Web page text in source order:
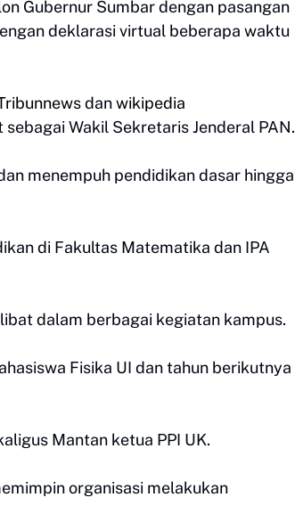
Gubernur Sumbar dengan pasangan
deklarasi virtual beberapa waktu
danwikipedia
Wakil Sekretaris Jenderal PAN.
menempuh pendidikan dasar hingga
di Fakultas Matematika dan IPA
dalam berbagai kegiatan kampus.
Fisika UI dan tahun berikutnya
Mantan ketua PPI UK.
organisasi melakukan